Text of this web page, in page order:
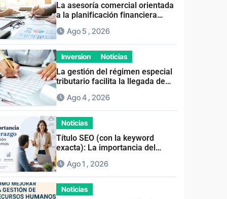
La asesoría comercial orientada
a la planificación financiera
empresarial
Ago 5 , 2026
Inversion Noticias
La gestión del régimen especial
tributario facilita la llegada de
Ago 4 , 2026
Noticias
Título SEO (con la keyword
exacta): La importancia del
autónomos
Ago 1 , 2026
Noticias